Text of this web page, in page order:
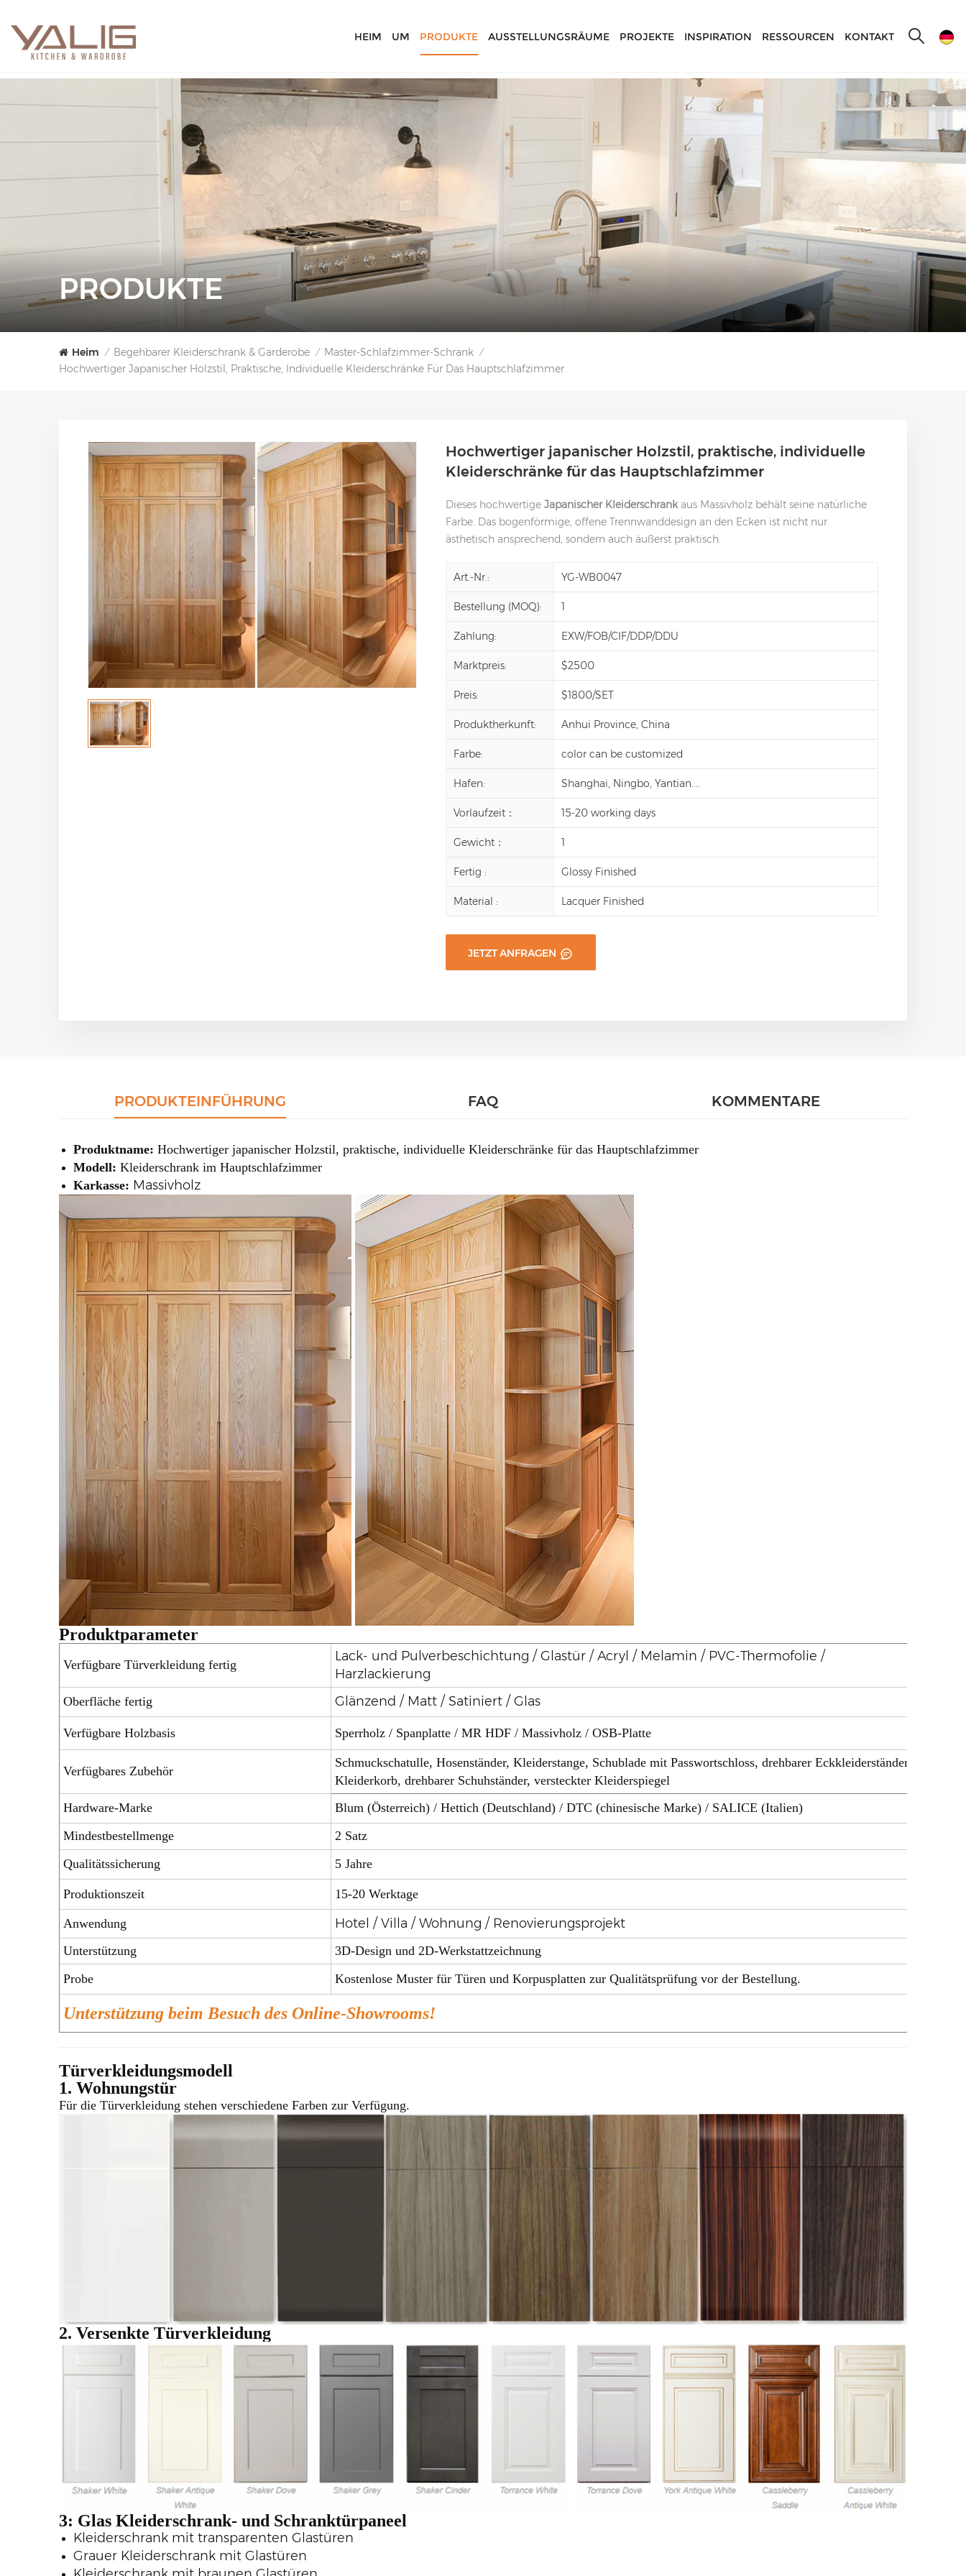
HEIM UM PRODUKTE AUSSTELLUNGSRÄUME PROJEKTE INSPIRATION RESSOURCEN KONTAKT
PRODUKTE
Heim / Begehbarer Kleiderschrank & Garderobe / Master-Schlafzimmer-Schrank /
Hochwertiger Japanischer Holzstil, Praktische, Individuelle Kleiderschränke Für Das Hauptschlafzimmer
Hochwertiger japanischer Holzstil, praktische, individuelle
Kleiderschränke für das Hauptschlafzimmer
Dieses hochwertigeJapanischer Kleiderschrankaus Massivholz behält seine natürliche
Farbe. Das bogenförmige, offene Trennwanddesign an den Ecken ist nicht nur
ästhetisch ansprechend, sondern auch äußerst praktisch.
Art.-Nr.: YG-WB0047
Bestellung (MOQ): 1
Zahlung: EXW/FOB/CIF/DDP/DDU
Marktpreis: $2500
Preis: $1800/SET
Produktherkunft: Anhui Province, China
Farbe: color can be customized
Hafen: Shanghai, Ningbo, Yantian....
Vorlaufzeit： 15-20 working days
Gewicht： 1
Fertig : Glossy Finished
Material : Lacquer Finished
JETZT ANFRAGEN
PRODUKTEINFÜHRUNG FAQ KOMMENTARE
Produktname: Hochwertiger japanischer Holzstil, praktische, individuelle Kleiderschränke für das Hauptschlafzimmer
Modell: Kleiderschrank im Hauptschlafzimmer
Karkasse: Massivholz
Produktparameter
Verfügbare Türverkleidung fertig
Lack- und Pulverbeschichtung / Glastür / Acryl / Melamin / PVC-Thermofolie /
Harzlackierung
Oberfläche fertig Glänzend / Matt / Satiniert / Glas
Verfügbare Holzbasis Sperrholz / Spanplatte / MR HDF / Massivholz / OSB-Platte
Verfügbares Zubehör
Schmuckschatulle, Hosenständer, Kleiderstange, Schublade mit Passwortschloss, drehbarer Eckkleiderständer,
Kleiderkorb, drehbarer Schuhständer, versteckter Kleiderspiegel
Hardware-Marke
Blum (Österreich) / Hettich (Deutschland) / DTC (chinesische Marke) / SALICE (Italien)
Mindestbestellmenge
2 Satz
Qualitätssicherung
5 Jahre
Produktionszeit 15-20 Werktage
Anwendung Hotel / Villa / Wohnung / Renovierungsprojekt
Unterstützung
3D-Design und 2D-Werkstattzeichnung
Probe
Kostenlose Muster für Türen und Korpusplatten zur Qualitätsprüfung vor der Bestellung.
Unterstützung beim Besuch des Online-Showrooms!
Türverkleidungsmodell
1. Wohnungstür
Für die Türverkleidung stehen verschiedene Farben zur Verfügung.
2. Versenkte Türverkleidung
3: Glas Kleiderschrank- und Schranktürpaneel
Kleiderschrank mit transparenten Glastüren
Grauer Kleiderschrank mit Glastüren